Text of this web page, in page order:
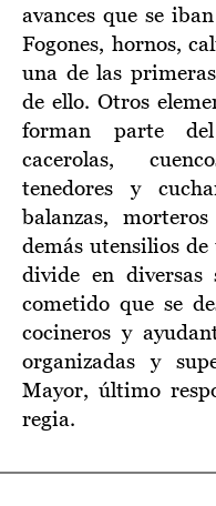
avances que se
Fogones, hornos,
una de las
de ello. Otros
forman parte
cacerolas,
tenedores y
balanzas,
demás utensilios
divide en diversas
cometido que se
cocineros y
organizadas y
Mayor, último
regia.